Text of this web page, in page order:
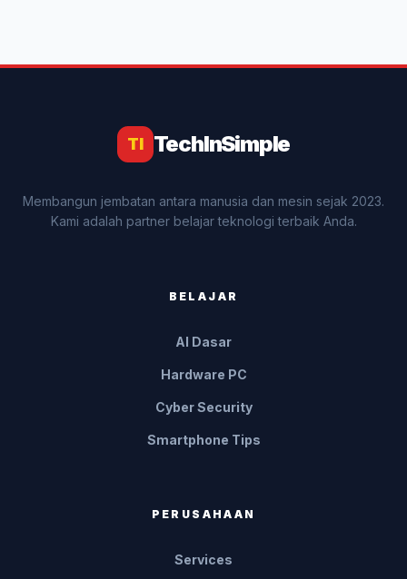
TI TechInSimple
Membangun jembatan antara manusia dan mesin sejak 2023.
Kami adalah partner belajar teknologi terbaik Anda.
BELAJAR
AI Dasar
Hardware PC
Cyber Security
Smartphone Tips
PERUSAHAAN
Services